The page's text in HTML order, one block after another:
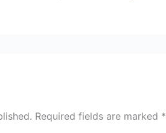
Required fields are marked *